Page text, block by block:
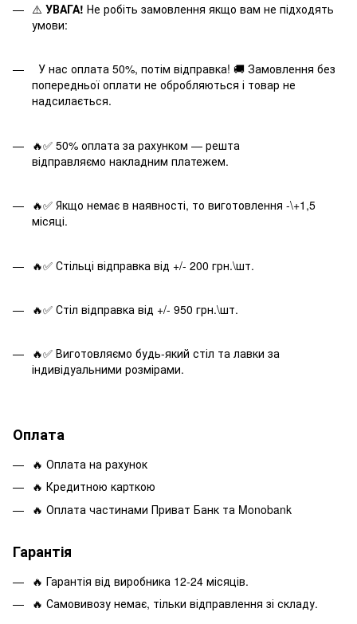
⚠️ УВАГА! Не робіть замовлення якщо вам не підходять
умови:
У нас оплата 50%, потім відправка! 🚚 Замовлення без
попередньої оплати не обробляються і товар не
надсилається.
🔥✅ 50% оплата за рахунком — решта
відправляємо накладним платежем.
🔥✅ Якщо немає в наявності, то виготовлення -\+1,5
місяці.
🔥✅ Стільці відправка від +/- 200 грн.\шт.
🔥✅ Стіл відправка від +/- 950 грн.\шт.
🔥✅ Виготовляємо будь-який стіл та лавки за
індивідуальними розмірами.
Оплата
🔥 Оплата на рахунок
🔥 Кредитною карткою
🔥 Оплата частинами Приват Банк та Monobank
Гарантія
🔥 Гарантія від виробника 12-24 місяців.
🔥 Самовивозу немає, тільки відправлення зі складу.